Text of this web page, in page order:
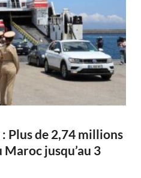
Plus de 2,74 millions
jusqu’au 3